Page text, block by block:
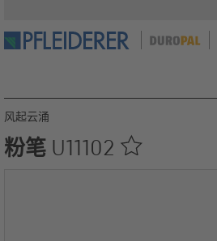
风起云涌
粉笔 U11102